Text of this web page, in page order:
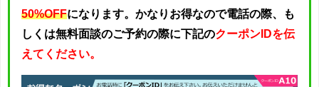
50%OFFになります。かなりお得なので電話の際、も
しくは無料面談のご予約の際に下記のクーポンIDを伝
えてください。